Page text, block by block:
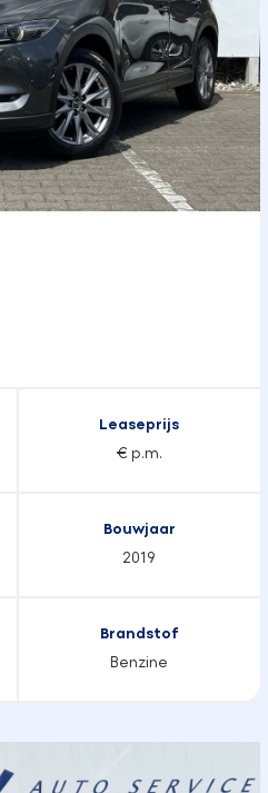
Leaseprijs
€ p.m.
Bouwjaar
2019
Brandstof
Benzine